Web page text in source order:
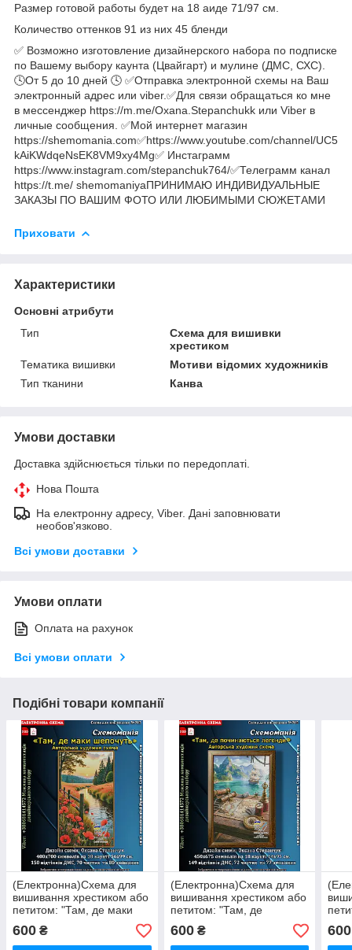
Размер готовой работы будет на 18 аиде 71/97 см.
Количество оттенков 91 из них 45 бленди
✅ Возможно изготовление дизайнерского набора по подписке
по Вашему выбору каунта (Цвайгарт) и мулине (ДМС, СХС).
🕓От 5 до 10 дней 🕓 ✅Отправка электронной схемы на Ваш
электронный адрес или viber.✅Для связи обращаться ко мне
в мессенджер https://m.me/Oxana.Stepanchukk или Viber в
личные сообщения. ✅Мой интернет магазин
https://shemomania.com✅https://www.youtube.com/channel/UC5
kAiKWdqeNsEK8VM9xy4Mg✅ Инстаграмм
https://www.instagram.com/stepanchuk764/✅Телеграмм канал
https://t.me/ shemomaniyaПРИНИМАЮ ИНДИВИДУАЛЬНЫЕ
ЗАКАЗЫ ПО ВАШИМ ФОТО ИЛИ ЛЮБИМЫМИ СЮЖЕТАМИ
Приховати
Характеристики
Основні атрибути
Тип
Схема для вишивки
хрестиком
Тематика вишивки
Мотиви відомих художників
Тип тканини
Канва
Умови доставки
Доставка здійснюється тільки по передоплаті.
Нова Пошта
На електронну адресу, Viber. Дані заповнювати
необов'язково.
Всі умови доставки
Умови оплати
Оплата на рахунок
Всі умови оплати
Подібні товари компанії
(Електронна)Схема для
вишивання хрестиком або
петитом: "Там, де маки
шепочуть"
600 ₴
(Електронна)Схема для
вишивання хрестиком або
петитом: "Там, де
починаються легенди"
600₴ 600